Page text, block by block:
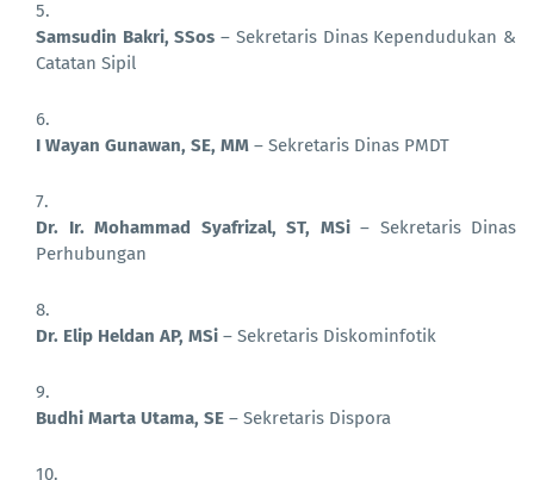
Samsudin Bakri, SSos – Sekretaris Dinas Kependudukan &
Catatan Sipil
I Wayan Gunawan, SE, MM – Sekretaris Dinas PMDT
Dr. Ir. Mohammad Syafrizal, ST, MSi– Sekretaris Dinas
Perhubungan
Dr. Elip Heldan AP, MSi – Sekretaris Diskominfotik
Budhi Marta Utama, SE – Sekretaris Dispora